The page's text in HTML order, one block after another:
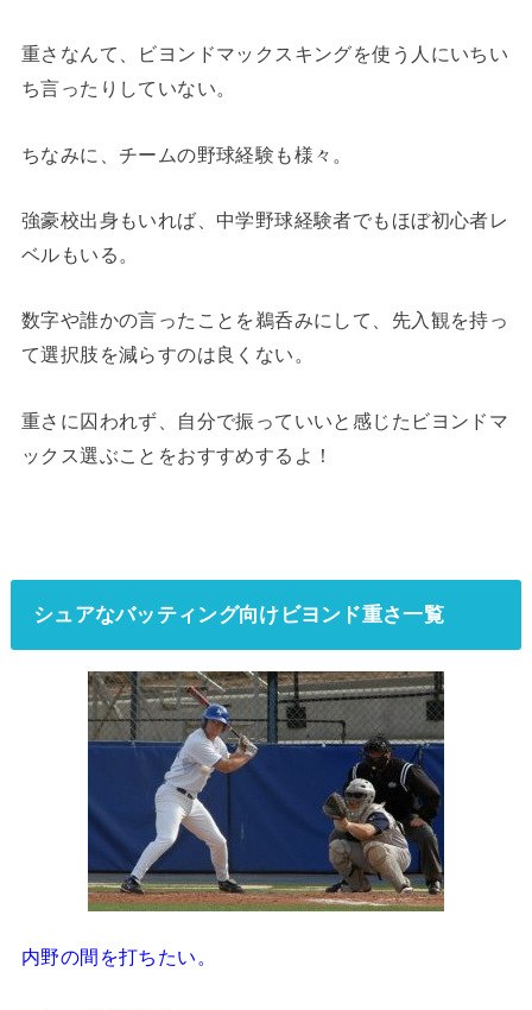
重さなんて、ビヨンドマックスキングを使う人にいちい
ち言ったりしていない。
ちなみに、チームの野球経験も様々。
強豪校出身もいれば、中学野球経験者でもほぼ初心者レ
ベルもいる。
数字や誰かの言ったことを鵜呑みにして、先入観を持っ
て選択肢を減らすのは良くない。
重さに囚われず、自分で振っていいと感じたビヨンドマ
ックス選ぶことをおすすめするよ！
シュアなバッティング向けビヨンド重さ一覧
内野の間を打ちたい。